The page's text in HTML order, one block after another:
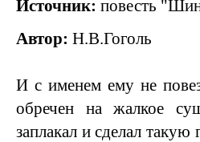
Источник: повесть
Автор: Н.В.Гоголь
И с именем ему не
обречен на жалкое
заплакал и сделал